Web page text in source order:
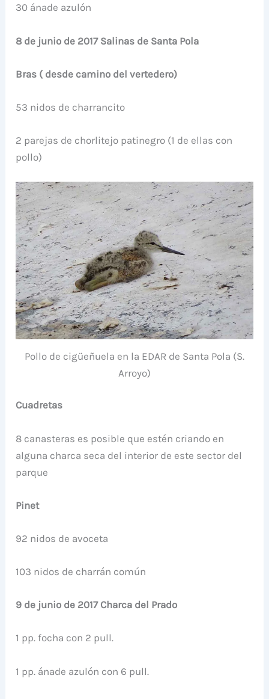
30 ánade azulón
8 de junio de 2017 Salinas de Santa Pola
Bras ( desde camino del vertedero)
53 nidos de charrancito
2 parejas de chorlitejo patinegro (1 de ellas con
pollo)
Pollo de cigüeñuela en la EDAR de Santa Pola (S.
Arroyo)
Cuadretas
8 canasteras es posible que estén criando en
alguna charca seca del interior de este sector del
parque
Pinet
92 nidos de avoceta
103 nidos de charrán común
9 de junio de 2017 Charca del Prado
1 pp. focha con 2 pull.
1 pp. ánade azulón con 6 pull.